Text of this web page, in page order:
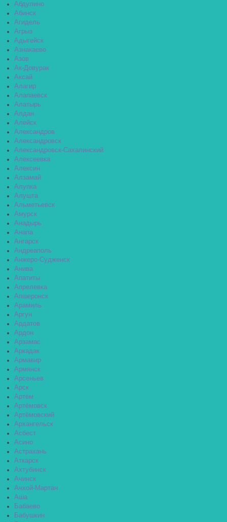
Абдулино
Абинск
Агидель
Агрыз
Адыгейск
Азнакаево
Азов
Ак-Довурак
Аксай
Алагир
Алапаевск
Алатырь
Алдан
Алейск
Александров
Александровск
Александровск-Сахалинский
Алексеевка
Алексин
Алзамай
Алупка
Алушта
Альметьевск
Амурск
Анадырь
Анапа
Ангарск
Андреаполь
Анжеро-Судженск
Анива
Апатиты
Апрелевка
Апшеронск
Арамиль
Аргун
Ардатов
Ардон
Арзамас
Аркадак
Армавир
Армянск
Арсеньев
Арск
Артём
Артёмовск
Артёмовский
Архангельск
Асбест
Асино
Астрахань
Аткарск
Ахтубинск
Ачинск
Ачхой-Мартан
Аша
Бабаево
Бабушкин